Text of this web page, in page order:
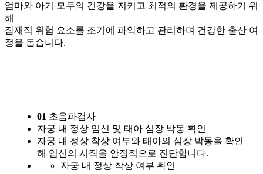
엄마와 아기 모두의 건강을 지키고 최적의 환경을 제공하기 위
해
잠재적 위험 요소를 조기에 파악하고 관리하며 건강한 출산 여
정을 돕습니다.
01 초음파검사
자궁 내 정상 임신 및 태아 심장 박동 확인
자궁 내 정상 착상 여부와 태아의 심장 박동을 확인
해 임신의 시작을 안정적으로 진단합니다.
자궁 내 정상 착상 여부 확인